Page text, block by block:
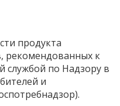
продукта
рекомендованных к
по Надзору в
и